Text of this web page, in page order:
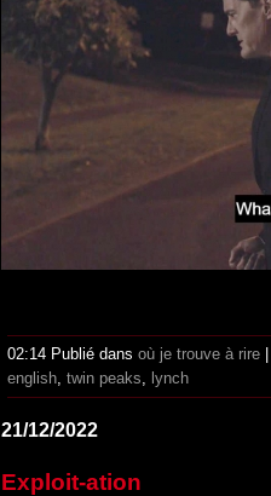
02:14 Publié dans où je trouve à rire
english twin peaks lynch
21/12/2022
Exploit-ation